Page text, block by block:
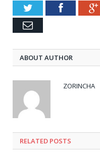
TwitterFacebook
Email
ABOUT AUTHOR
ZORINCHA
RELATED POSTS